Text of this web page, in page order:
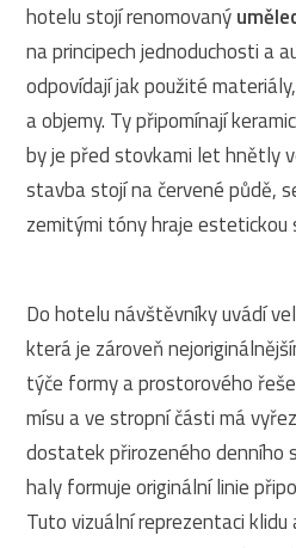
hotelu stojí renomovaný
na principech jednoduchosti a
odpovídají jak použité
a objemy. Ty připomínají
by je před stovkami let hnětly
stavba stojí na červené půdě,
zemitými tóny hraje estetickou
Do hotelu návštěvníky uvádí
která je zároveň
týče formy a prostorového
mísu a ve stropní části má
dostatek přirozeného denního
haly formuje originální linie
Tuto vizuální reprezentaci